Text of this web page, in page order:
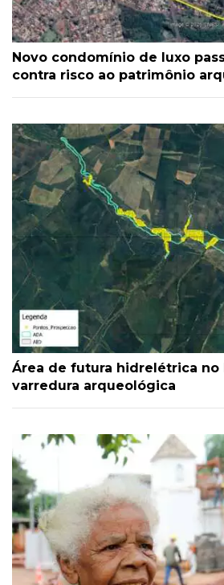
Novo condomínio de luxo
contra risco ao patrimônio
Área de futura hidrelétrica no
varredura arqueológica